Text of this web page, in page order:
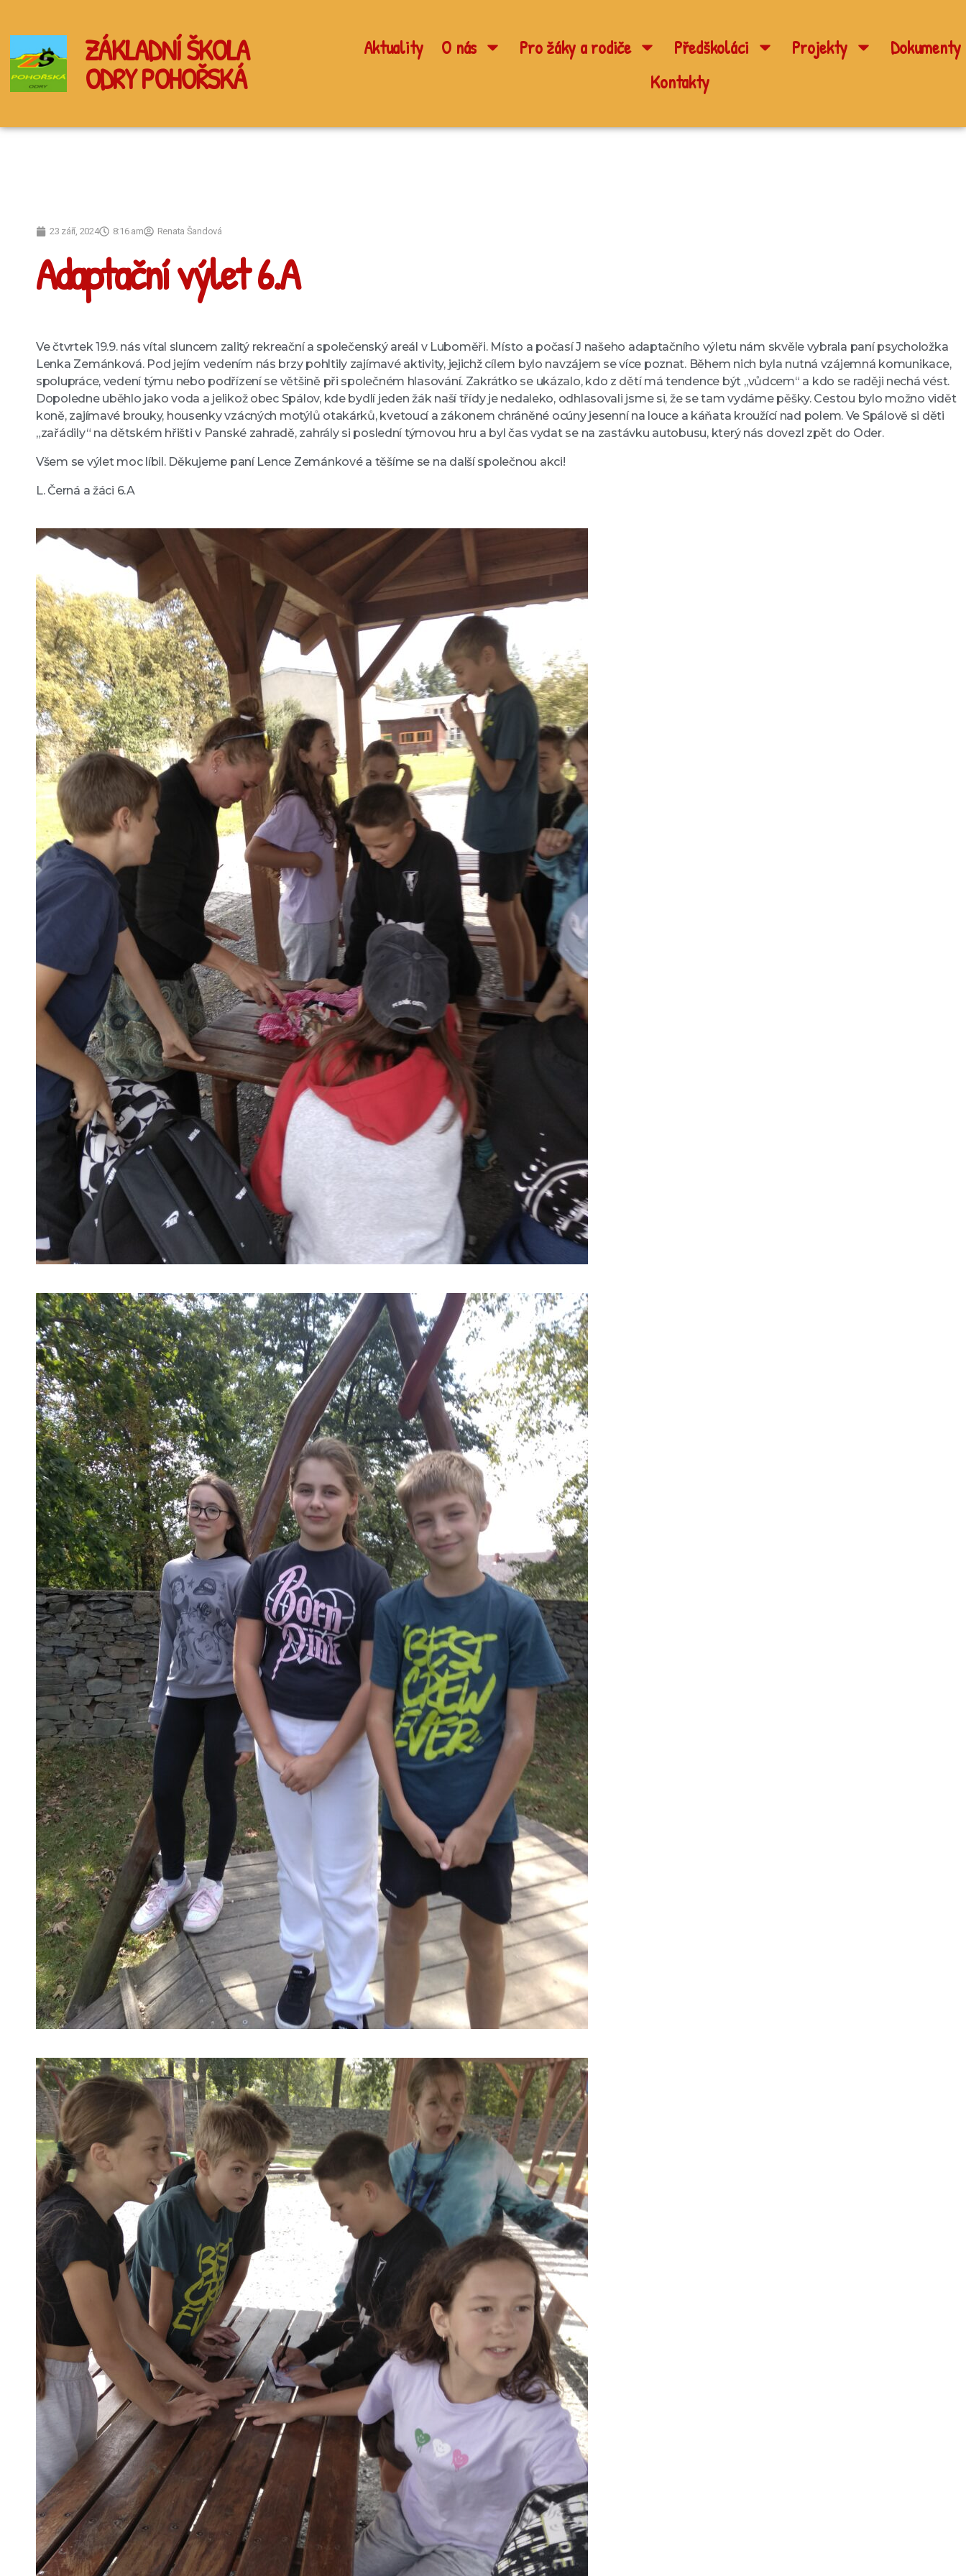
ZÁKLADNÍ ŠKOLA
ODRY POHOŘSKÁ
Aktuality O nás Pro žáky a rodiče Předškoláci Projekty
Dokumenty
Kontakty
23 září, 2024 8:16 am Renata Šandová
Adaptační výlet 6.A
Ve čtvrtek 19.9. nás vítal sluncem zalitý rekreační a společenský areál v Luboměři. Místo a počasí J našeho adaptačního výletu nám skvěle vybrala paní psycholožka
Lenka Zemánková. Pod jejím vedením nás brzy pohltily zajímavé aktivity, jejichž cílem bylo navzájem se více poznat. Během nich byla nutná vzájemná komunikace,
spolupráce, vedení týmu nebo podřízení se většině při společném hlasování. Zakrátko se ukázalo, kdo z dětí má tendence být „vůdcem“ a kdo se raději nechá vést.
Dopoledne uběhlo jako voda a jelikož obec Spálov, kde bydlí jeden žák naší třídy je nedaleko, odhlasovali jsme si, že se tam vydáme pěšky. Cestou bylo možno vidět
koně, zajímavé brouky, housenky vzácných motýlů otakárků, kvetoucí a zákonem chráněné ocúny jesenní na louce a káňata kroužící nad polem. Ve Spálově si děti
„zařádily“ na dětském hřišti v Panské zahradě, zahrály si poslední týmovou hru a byl čas vydat se na zastávku autobusu, který nás dovezl zpět do Oder.
Všem se výlet moc líbil. Děkujeme paní Lence Zemánkové a těšíme se na další společnou akci!
L. Černá a žáci 6.A